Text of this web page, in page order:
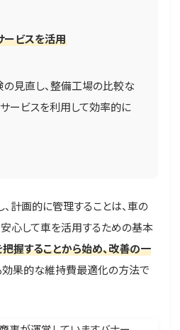
ービスを活用
の見直し、整備工場の比較な
サービスを利用して効率的に
計画的に管理することは、車の
心して車を活用するための基本
握することから始め、改善の一
効果的な維持費最適化の方法で